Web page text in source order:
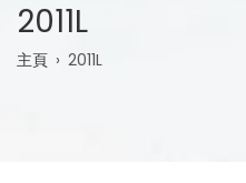
2011L
Breadcrumb
主頁 2011L